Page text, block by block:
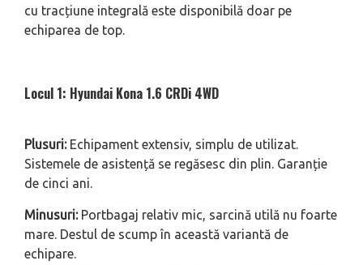
cu tracțiune integrală este disponibilă doar pe
echiparea de top.
Locul 1: Hyundai Kona 1.6 CRDi 4WD
Plusuri: Echipament extensiv, simplu de utilizat.
Sistemele de asistență se regăsesc din plin. Garanție
de cinci ani.
Minusuri: Portbagaj relativ mic, sarcină utilă nu foarte
mare. Destul de scump în această variantă de
echipare.